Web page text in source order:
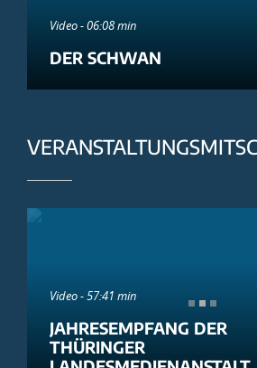
Video - 06:08 min
DER SCHWAN
Video - 57:41 min
JAHRESEMPFANG DER
THÜRINGER